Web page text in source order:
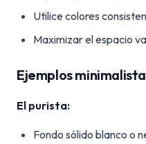
Utilice colores
Maximizar el espacio
Ejemplos
El purista:
Fondo sólido blanco o